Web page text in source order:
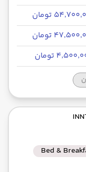
تومان
تومان
تومان
Bed &